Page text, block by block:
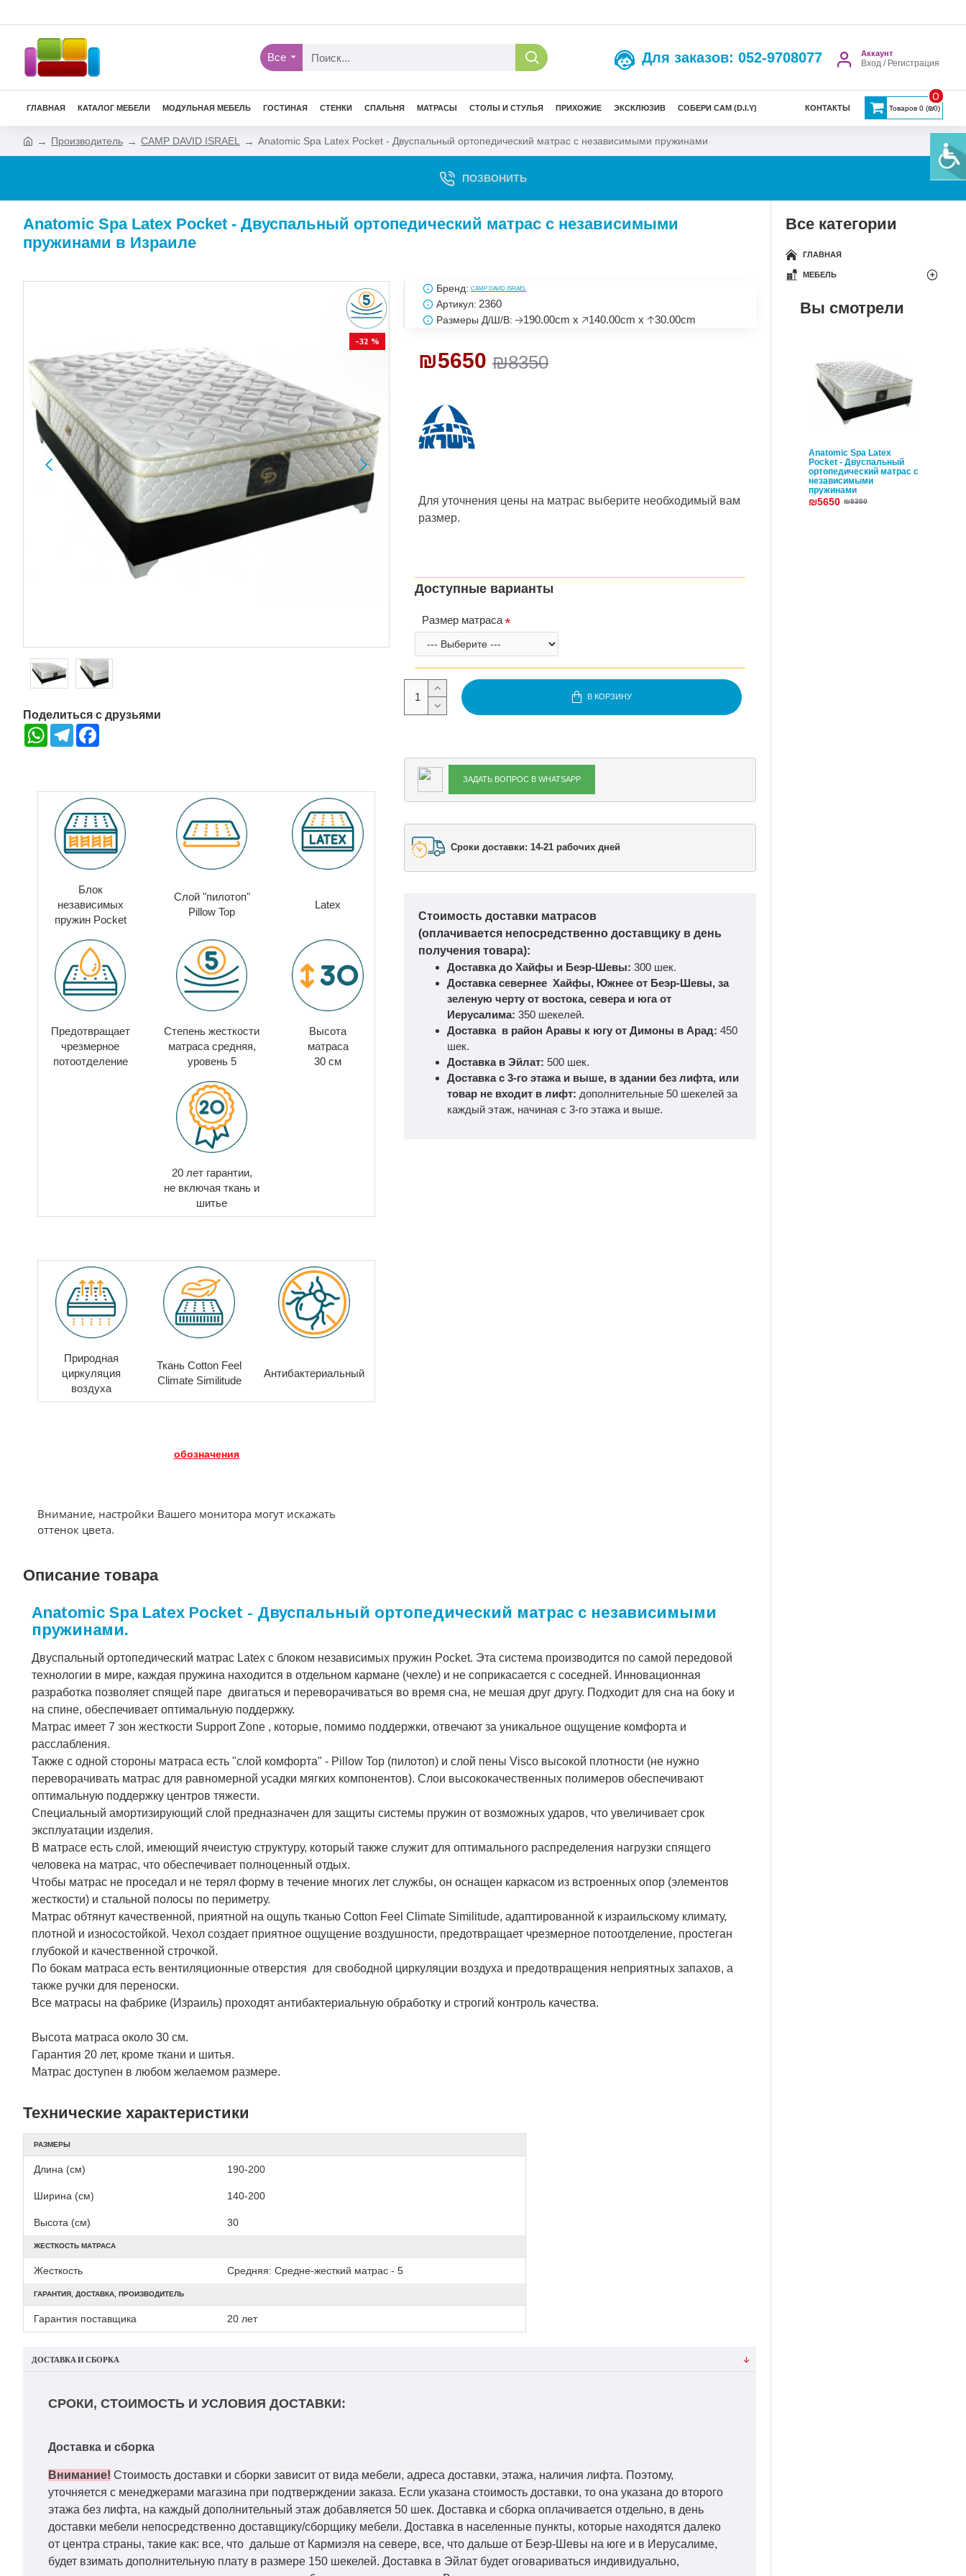
Все Для заказов: 052-9708077 Аккаунт
Вход / Регистрация
ГЛАВНАЯ КАТАЛОГ МЕБЕЛИ МОДУЛЬНАЯ МЕБЕЛЬ ГОСТИНАЯ СТЕНКИ СПАЛЬНЯ МАТРАСЫ СТОЛЫ И СТУЛЬЯ ПРИХОЖИЕ ЭКСКЛЮЗИВ СОБЕРИ САМ (D.I.Y) КОНТАКТЫ Товаров 0 (₪0)
0
Производитель CAMP DAVID ISRAEL Anatomic Spa Latex Pocket - Двуспальный ортопедический матрас с независимыми пружинами
ПОЗВОНИТЬ
Anatomic Spa Latex Pocket - Двуспальный ортопедический матрас с независимыми
пружинами в Израиле
-32 %
Поделиться с друзьями
WhatsAppTelegram
Блок
независимых
пружин Pocket
Слой "пилотоп"
Pillow Top
Latex
Предотвращает
чрезмерное
потоотделение
Степень жесткости
матраса средняя,
уровень 5
Высота
матраса
30 см
20 лет гарантии,
не включая ткань и
шитье
Природная
циркуляция
воздуха
Ткань Cotton Feel
Climate Similitude
Антибактериальный
обозначения
Внимание, настройки Вашего монитора могут искажать
оттенок цвета.
Для уточнения цены на матрас выберите необходимый вам
размер.
₪8350
₪5650
Бренд: CAMP DAVID ISRAEL
Артикул: 2360
Размеры Д/Ш/В: 🡢190.00cm x 🡥140.00cm x 🡡30.00cm
Доступные варианты
Размер матраса
В КОРЗИНУ
ЗАДАТЬ ВОПРОС В WHATSAPP
Сроки доставки: 14-21 рабочих дней
Стоимость доставки матрасов
(оплачивается непосредственно доставщику в день
получения товара):
Доставка до Хайфы и Беэр-Шевы: 300 шек.
Доставка севернее Хайфы, Южнее от Беэр-Шевы, за
зеленую черту от востока, севера и юга от
Иерусалима: 350 шекелей.
Доставка в район Аравы к югу от Димоны в Арад: 450
шек.
Доставка в Эйлат: 500 шек.
Доставка с 3-го этажа и выше, в здании без лифта, или
товар не входит в лифт: дополнительные 50 шекелей за
каждый этаж, начиная с 3-го этажа и выше.
Описание товара
Anatomic Spa Latex Pocket - Двуспальный ортопедический матрас с независимыми
пружинами.
Двуспальный ортопедический матрас Latex с блоком независимых пружин Pocket. Эта система производится по самой передовой
технологии в мире, каждая пружина находится в отдельном кармане (чехле) и не соприкасается с соседней. Инновационная
разработка позволяет спящей паре двигаться и переворачиваться во время сна, не мешая друг другу. Подходит для сна на боку и
на спине, обеспечивает оптимальную поддержку.
Матрас имеет 7 зон жесткости Support Zone , которые, помимо поддержки, отвечают за уникальное ощущение комфорта и
расслабления.
Также с одной стороны матраса есть "слой комфорта" - Pillow Top (пилотоп) и слой пены Visco высокой плотности (не нужно
переворачивать матрас для равномерной усадки мягких компонентов). Слои высококачественных полимеров обеспечивают
оптимальную поддержку центров тяжести.
Специальный амортизирующий слой предназначен для защиты системы пружин от возможных ударов, что увеличивает срок
эксплуатации изделия.
В матрасе есть слой, имеющий ячеистую структуру, который также служит для оптимального распределения нагрузки спящего
человека на матрас, что обеспечивает полноценный отдых.
Чтобы матрас не проседал и не терял форму в течение многих лет службы, он оснащен каркасом из встроенных опор (элементов
жесткости) и стальной полосы по периметру.
Матрас обтянут качественной, приятной на ощупь тканью Cotton Feel Climate Similitude, адаптированной к израильскому климату,
плотной и износостойкой. Чехол создает приятное ощущение воздушности, предотвращает чрезмерное потоотделение, простеган
глубокой и качественной строчкой.
По бокам матраса есть вентиляционные отверстия для свободной циркуляции воздуха и предотвращения неприятных запахов, а
также ручки для переноски.
Все матрасы на фабрике (Израиль) проходят антибактериальную обработку и строгий контроль качества.
Высота матраса около 30 см.
Гарантия 20 лет, кроме ткани и шитья.
Матрас доступен в любом желаемом размере.
Технические характеристики
РАЗМЕРЫ
Длина (см) 190-200
Ширина (см) 140-200
Высота (см) 30
ЖЕСТКОСТЬ МАТРАСА
Жесткость Средняя: Средне-жесткий матрас - 5
ГАРАНТИЯ, ДОСТАВКА, ПРОИЗВОДИТЕЛЬ
Гарантия поставщика 20 лет
ДОСТАВКА И СБОРКА
СРОКИ, СТОИМОСТЬ И УСЛОВИЯ ДОСТАВКИ:
Доставка и сборка
Внимание! Стоимость доставки и сборки зависит от вида мебели, адреса доставки, этажа, наличия лифта. Поэтому,
уточняется с менеджерами магазина при подтверждении заказа. Если указана стоимость доставки, то она указана до второго
этажа без лифта, на каждый дополнительный этаж добавляется 50 шек. Доставка и сборка оплачивается отдельно, в день
доставки мебели непосредственно доставщику/сборщику мебели. Доставка в населенные пункты, которые находятся далеко
от центра страны, такие как: все, что дальше от Кармиэля на севере, все, что дальше от Беэр-Шевы на юге и в Иерусалиме,
будет взимать дополнительную плату в размере 150 шекелей. Доставка в Эйлат будет оговариваться индивидуально,
Все категории
ГЛАВНАЯ
МЕБЕЛЬ
Вы смотрели
Anatomic Spa Latex
Pocket - Двуспальный
ортопедический матрас с
независимыми
пружинами
₪5650 ₪8350